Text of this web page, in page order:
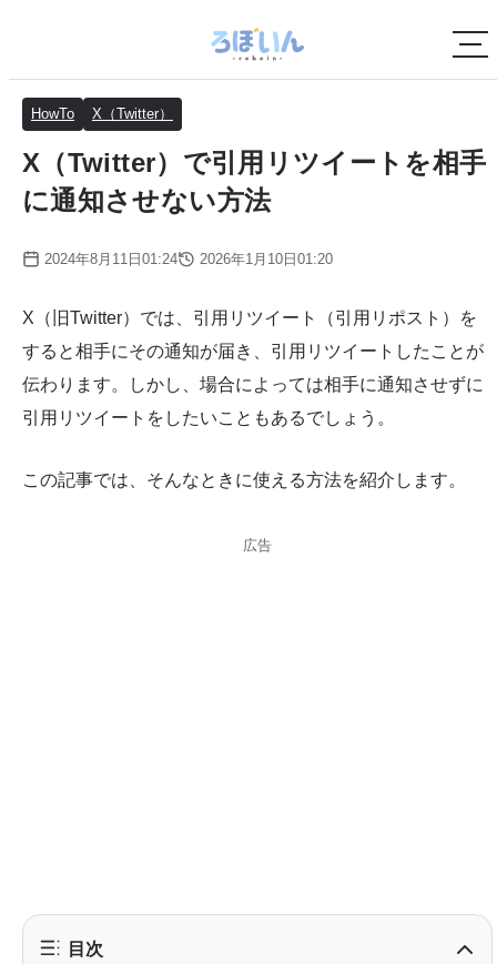
HowTo X（Twitter）
X（Twitter）で引用リツイートを相手
に通知させない方法
2024年8月11日01:24 2026年1月10日01:20
X（旧Twitter）では、引用リツイート（引用リポスト）を
すると相手にその通知が届き、引用リツイートしたことが
伝わります。しかし、場合によっては相手に通知させずに
引用リツイートをしたいこともあるでしょう。
この記事では、そんなときに使える方法を紹介します。
広告
目次